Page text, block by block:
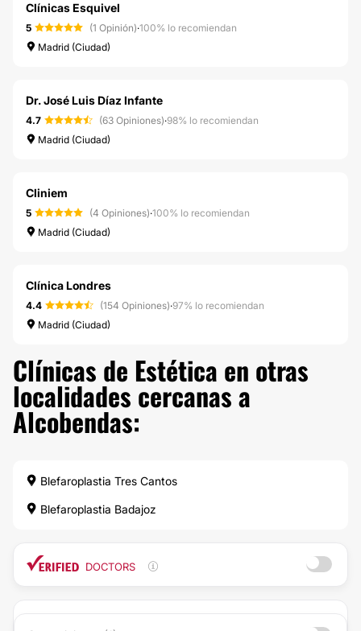
Clínicas Esquivel
5 (1 Opinión)·100% lo recomiendan
Madrid (Ciudad)
Dr. José Luis Díaz Infante
4.7 (63 Opiniones)·98% lo recomiendan
Madrid (Ciudad)
Cliniem
5 (4 Opiniones)·100% lo recomiendan
Madrid (Ciudad)
Clínica Londres
4.4 (154 Opiniones)·97% lo recomiendan
Madrid (Ciudad)
Clínicas de Estética en otras
localidades cercanas a
Alcobendas:
Blefaroplastia Tres Cantos
Blefaroplastia Badajoz
DOCTORS